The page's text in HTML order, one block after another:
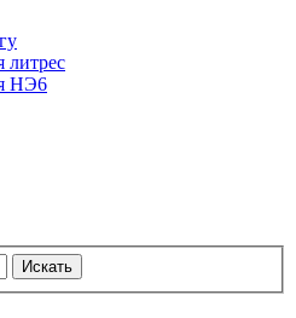
литрес
НЭ6
Искать